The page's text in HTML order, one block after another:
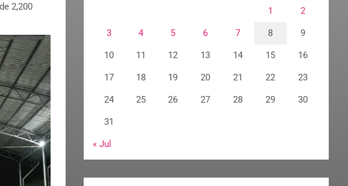
2,200
1 2
3 4 5 6 7 8 9
10 11 12 13 14 15 16
17 18 19 20 21 22 23
24 25 26 27 28 29 30
31
« Jul